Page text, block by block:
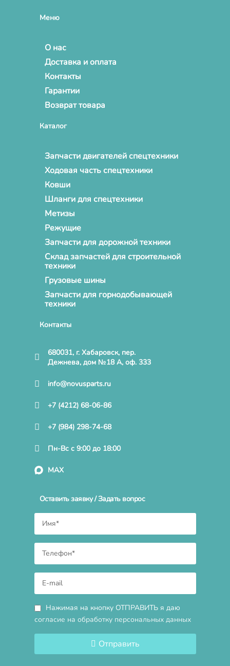
Меню
О нас
Доставка и оплата
Контакты
Гарантии
Возврат товара
Каталог
Запчасти двигателей спецтехники
Ходовая часть спецтехники
Ковши
Шланги для спецтехники
Метизы
Режущие
Запчасти для дорожной техники
Склад запчастей для строительной
техники
Грузовые шины
Запчасти для горнодобывающей
техники
Контакты
680031, г. Хабаровск, пер.
Дежнева, дом №18 А, оф. 333
info@novusparts.ru
+7 (4212) 68-06-86
+7 (984) 298-74-68
Пн-Вс с 9:00 до 18:00
MAX
Оставить заявку / Задать вопрос
Нажимая на кнопку ОТПРАВИТЬ я даю
согласие на обработку персональных данных
Отправить